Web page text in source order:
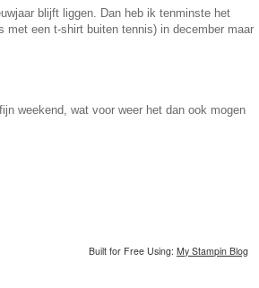
blijft liggen. Dan heb ik tenminste het
een t-shirt buiten tennis) in december maar
weekend, wat voor weer het dan ook mogen
Built for Free Using: My Stampin Blog